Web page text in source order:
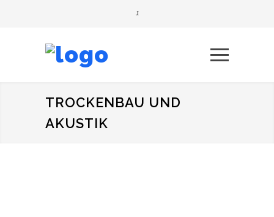
TROCKENBAU UND
AKUSTIK